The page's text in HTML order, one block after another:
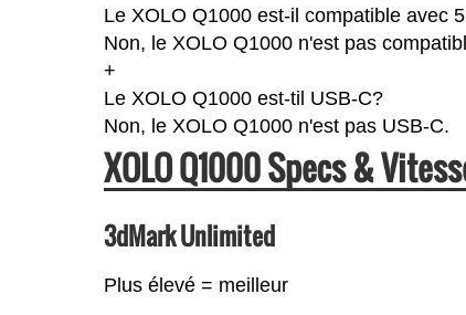
Le XOLO Q1000 est-il compatible avec
Non, le XOLO Q1000 n'est pas
+
Le XOLO Q1000 est-til USB-C?
Non, le XOLO Q1000 n'est pas USB-C.
XOLO Q1000 Specs &
3dMark Unlimited
Plus élevé = meilleur